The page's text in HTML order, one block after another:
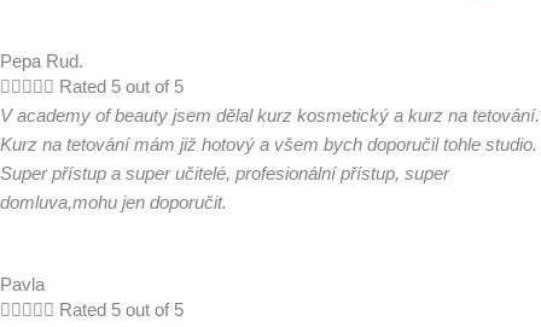
Pepa Rud.
 Rated 5 out of 5
V academy of beauty jsem dělal kurz kosmetický a kurz na tetování.
Kurz na tetování mám již hotový a všem bych doporučil tohle studio.
Super přístup a super učitelé, profesionální přístup, super
domluva,mohu jen doporučit.
Pavla
     Rated 5 out of 5